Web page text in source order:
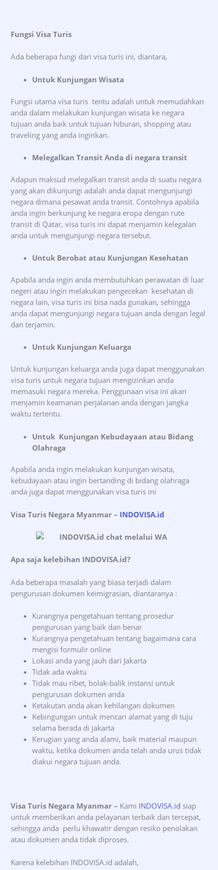
Fungsi Visa Turis
Ada beberapa fungi dari visa turis ini, diantara,
Untuk Kunjungan Wisata
Fungsi utama visa turis tentu adalah untuk memudahkan
anda dalam melakukan kunjungan wisata ke negara
tujuan anda baik untuk tujuan hiburan, shopping atau
traveling yang anda inginkan.
Melegalkan Transit Anda di negara transit
Adapun maksud melegalkan transit anda di suatu negara
yang akan dikunjungi adalah anda dapat mengunjungi
negara dimana pesawat anda transit. Contohnya apabila
anda ingin berkunjung ke negara eropa dengan rute
transit di Qatar, visa turis ini dapat menjamin kelegalan
anda untuk mengunjungi negara tersebut.
Untuk Berobat atau Kunjungan Kesehatan
Apabila anda ingin anda membutuhkan perawatan di luar
negeri atau ingin melakukan pengecekan kesehatan di
negara lain, visa turis ini bisa nada gunakan, sehingga
anda dapat mengunjungi negara tujuan anda dengan legal
dan terjamin.
Untuk Kunjungan Keluarga
Untuk kunjungan keluarga anda juga dapat menggunakan
visa turis untuk negara tujuan mengizinkan anda
memasuki negara mereka. Penggunaan visa ini akan
menjamin keamanan perjalanan anda dengan jangka
waktu tertentu.
Untuk Kunjungan Kebudayaan atau Bidang
Olahraga
Apabila anda ingin melakukan kunjungan wisata,
kebudayaan atau ingin bertanding di bidang olahraga
anda juga dapat menggunakan visa turis ini
Visa Turis Negara Myanmar – INDOVISA.id
Apa saja kelebihan INDOVISA.id?
Ada beberapa masalah yang biasa terjadi dalam
pengurusan dokumen keimigrasian, diantaranya :
Kurangnya pengetahuan tentang prosedur
pengurusan yang baik dan benar
Kurangnya pengetahuan tentang bagaimana cara
mengisi formulir online
Lokasi anda yang jauh dari Jakarta
Tidak ada waktu
Tidak mau ribet, bolak-balik instansi untuk
pengurusan dokumen anda
Ketakutan anda akan kehilangan dokumen
Kebingungan untuk mencari alamat yang di tuju
selama berada di jakarta
Kerugian yang anda alami, baik material maupun
waktu, ketika dokumen anda telah anda urus tidak
diakui negara tujuan anda.
Visa Turis Negara Myanmar – Kami INDOVISA.id siap
untuk memberikan anda pelayanan terbaik dan tercepat,
sehingga anda perlu khawatir dengan resiko penolakan
atau dokumen anda tidak diproses.
Karena kelebihan INDOVISA.id adalah,